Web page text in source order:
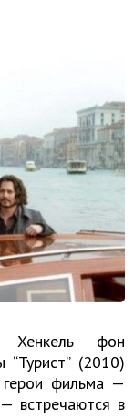
Хенкель фон
(2010)
фильма —
встречаются в